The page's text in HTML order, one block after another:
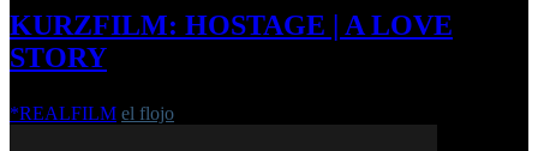
KURZFILM: HOSTAGE | A LOVE
STORY
*REALFILM el flojo